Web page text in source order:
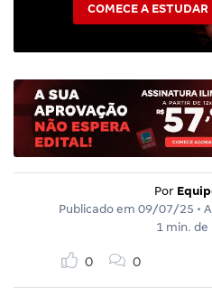
COMECE A ESTUDAR
Por
Publicado em 09/07/25 •
1 min.
0 0